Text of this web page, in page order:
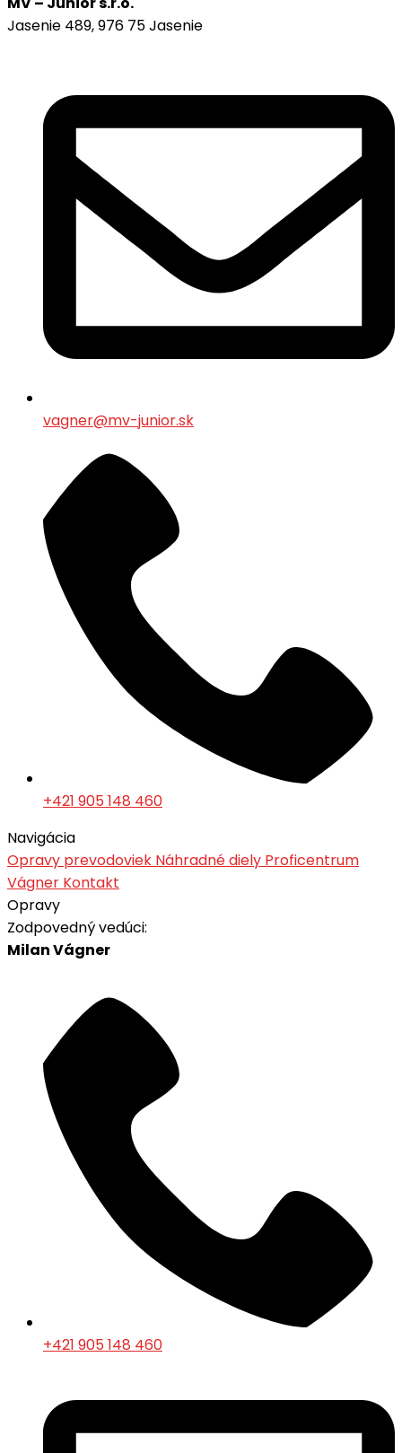
Jasenie 489, 976 75 Jasenie
vagner@mv-junior.sk
+421 905 148 460
Navigácia
Opravy prevodoviek Náhradné diely Proficentrum
Vágner Kontakt
Opravy
Zodpovedný vedúci:
Milan Vágner
+421 905 148 460